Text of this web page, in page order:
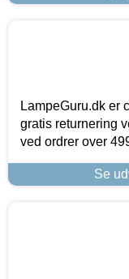
LampeGuru.dk er
gratis returnering
ved ordrer over
Se